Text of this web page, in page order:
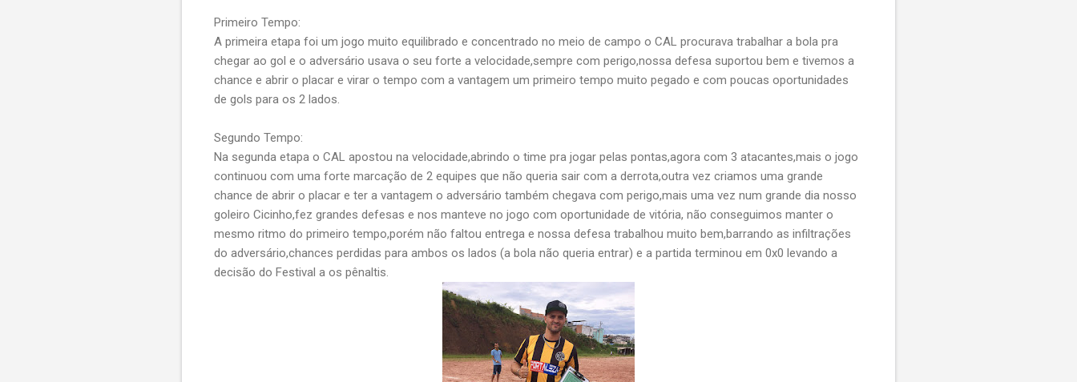
Primeiro Tempo:
A primeira etapa foi um jogo muito equilibrado e concentrado no meio de campo o CAL procurava trabalhar a bola pra
chegar ao gol e o adversário usava o seu forte a velocidade,sempre com perigo,nossa defesa suportou bem e tivemos a
chance e abrir o placar e virar o tempo com a vantagem um primeiro tempo muito pegado e com poucas oportunidades
de gols para os 2 lados.
Segundo Tempo:
Na segunda etapa o CAL apostou na velocidade,abrindo o time pra jogar pelas pontas,agora com 3 atacantes,mais o jogo
continuou com uma forte marcação de 2 equipes que não queria sair com a derrota,outra vez criamos uma grande
chance de abrir o placar e ter a vantagem o adversário também chegava com perigo,mais uma vez num grande dia nosso
goleiro Cicinho,fez grandes defesas e nos manteve no jogo com oportunidade de vitória, não conseguimos manter o
mesmo ritmo do primeiro tempo,porém não faltou entrega e nossa defesa trabalhou muito bem,barrando as infiltrações
do adversário,chances perdidas para ambos os lados (a bola não queria entrar) e a partida terminou em 0x0 levando a
decisão do Festival a os pênaltis.